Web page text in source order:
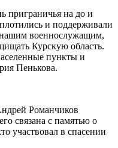
приграничья на до и
и поддерживали
нашим военнослужащим,
Курскую область.
пункты и
Пенькова.
Романчиков
связана с памятью о
участвовал в спасении